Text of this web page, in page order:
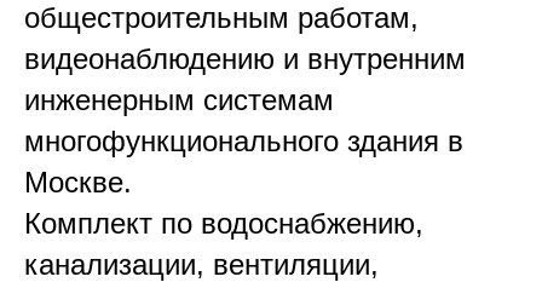
общестроительным работам,
видеонаблюдению и внутренним
инженерным системам
многофункционального здания в
Москве.
Комплект по водоснабжению,
канализации, вентиляции,